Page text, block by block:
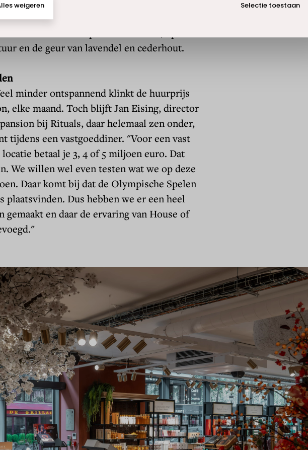
lichttherapie
en de geur van lavendel en cederhout.
minder ontspannend klinkt de huurprijs
elke maand. Toch blijft Jan Eising, director
bij Rituals, daar helemaal zen onder,
tijdens een vastgoeddiner. "Voor een vast
betaal je 3, 4 of 5 miljoen euro. Dat
We willen wel even testen wat we op deze
Daar komt bij dat de Olympische Spelen
plaatsvinden. Dus hebben we er een heel
gemaakt en daar de ervaring van House of